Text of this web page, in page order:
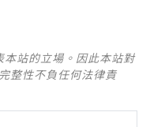
站的立場。因此本站對
整性不負任何法律責